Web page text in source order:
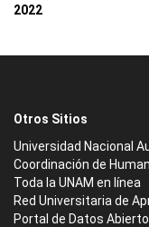
2022
Otros Sitios
Universidad Nacional
Coordinación de
Toda la UNAM en línea
Red Universitaria de
Portal de Datos